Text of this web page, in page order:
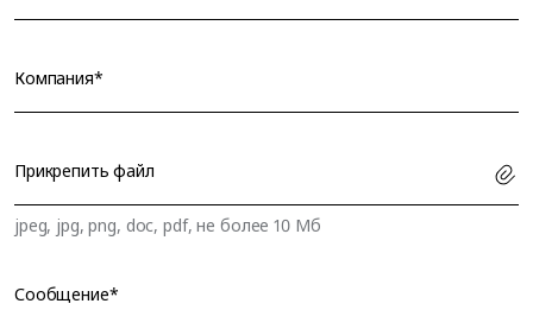
Компания*
Прикрепить файл
jpeg, jpg, png, doc, pdf, не более 10 Мб
Сообщение*